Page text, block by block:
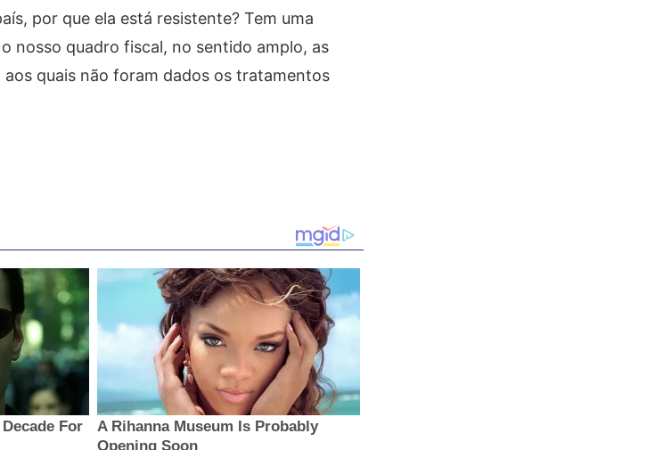
por que ela está resistente? Tem uma
nosso quadro fiscal, no sentido amplo, as
quais não foram dados os tratamentos